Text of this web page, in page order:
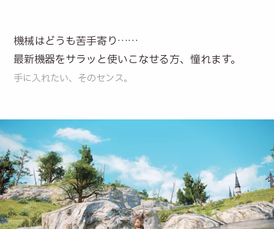
機械はどうも苦手寄り……
最新機器をサラッと使いこなせる方、憧れます。
手に入れたい、そのセンス。